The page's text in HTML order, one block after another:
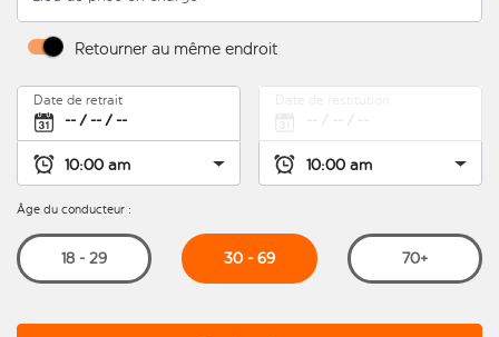
Retourner au même endroit
Date de retrait
Âge du conducteur :
18 - 29 30 - 69 70+